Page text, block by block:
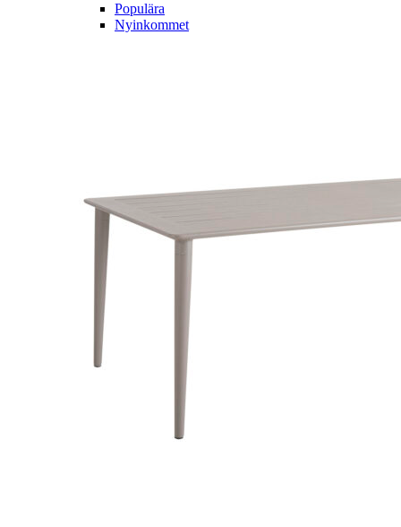
Populära
Nyinkommet